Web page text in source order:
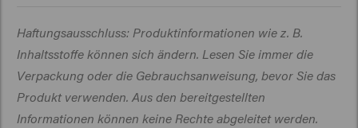
Auf das feuchte Haar auftragen, aufschäumen und
ausspülen. Bei Bedarf wiederholen.
Velvet Smooth Conditioner
Auf das gewaschene Haar auftragen, 1–3 Minuten
Haftungsausschluss: Produktinformationen wie z. B.
Inhaltsstoffe können sich ändern. Lesen Sie immer die
Verpackung oder die Gebrauchsanweisung, bevor Sie das
Produkt verwenden. Aus den bereitgestellten
Informationen können keine Rechte abgeleitet werden.